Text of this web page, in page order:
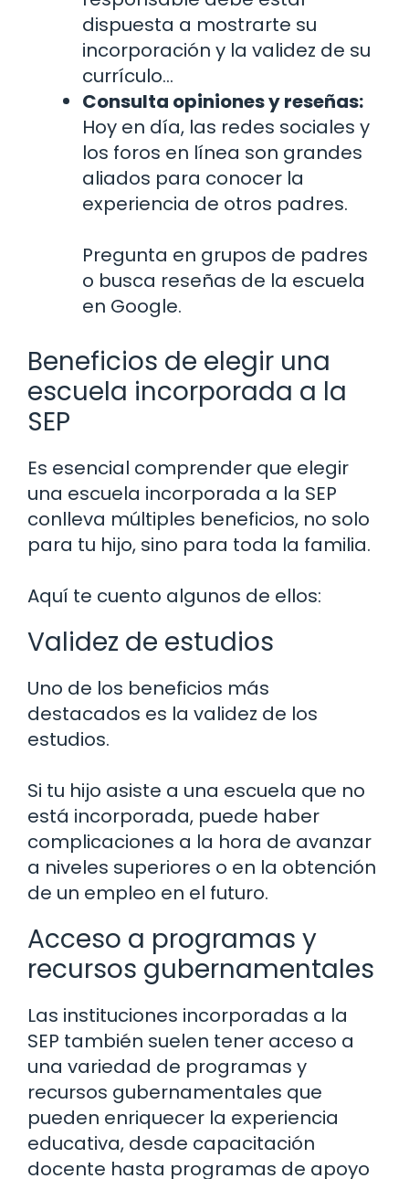
dispuesta a mostrarte su
incorporación y la validez de su
currículo…
Consulta opiniones y reseñas:
Hoy en día, las redes sociales y
los foros en línea son grandes
aliados para conocer la
experiencia de otros padres.
Pregunta en grupos de padres
o busca reseñas de la escuela
en Google.
Beneficios de elegir una
escuela incorporada a la
SEP
Es esencial comprender que elegir
una escuela incorporada a la SEP
conlleva múltiples beneficios, no solo
para tu hijo, sino para toda la familia.
Aquí te cuento algunos de ellos:
Validez de estudios
Uno de los beneficios más
destacados es la validez de los
estudios.
Si tu hijo asiste a una escuela que no
está incorporada, puede haber
complicaciones a la hora de avanzar
a niveles superiores o en la obtención
de un empleo en el futuro.
Acceso a programas y
recursos gubernamentales
Las instituciones incorporadas a la
SEP también suelen tener acceso a
una variedad de programas y
recursos gubernamentales que
pueden enriquecer la experiencia
educativa, desde capacitación
docente hasta programas de apoyo